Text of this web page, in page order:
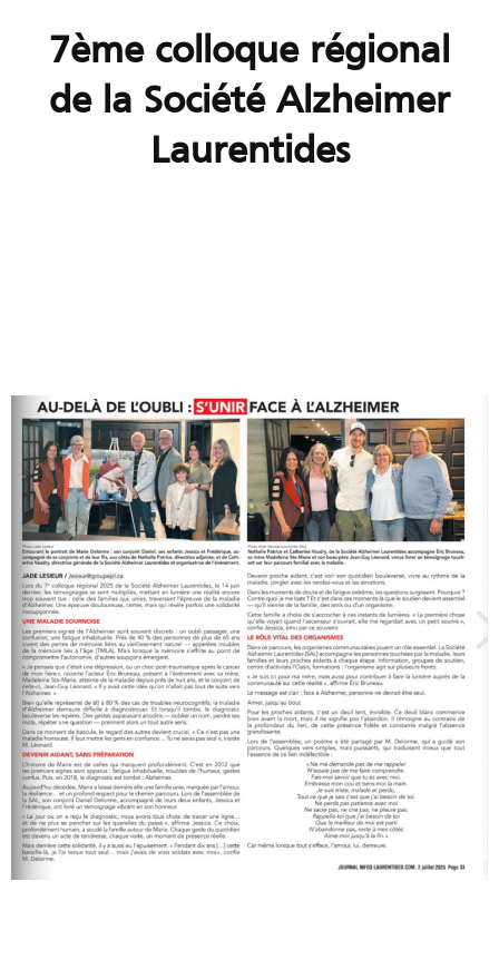
7ème colloque régional
de la Société Alzheimer
Laurentides